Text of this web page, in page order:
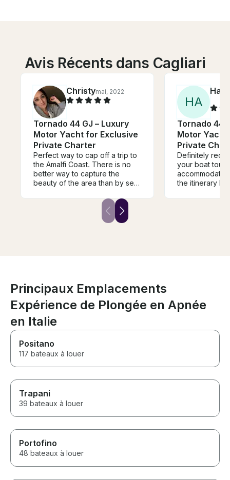
Avis Récents dans Cagliari
Christymai, 2022
Tornado 44 GJ – Luxury
Motor Yacht for Exclusive
Private Charter
Perfect way to cap off a trip to
the Amalfi Coast. There is no
better way to capture the
beauty of the area than by sea,
it justice. Beautiful and elegant
boat, helpful captain and
wonderful experience.
HA
Tornado 44
Motor Yacht
Private
Definitely
your boat tour!
the itinerary
Principaux Emplacements
Expérience de Plongée en Apnée
en Italie
Positano
117 bateaux à louer
Trapani
39 bateaux à louer
Portofino
48 bateaux à louer